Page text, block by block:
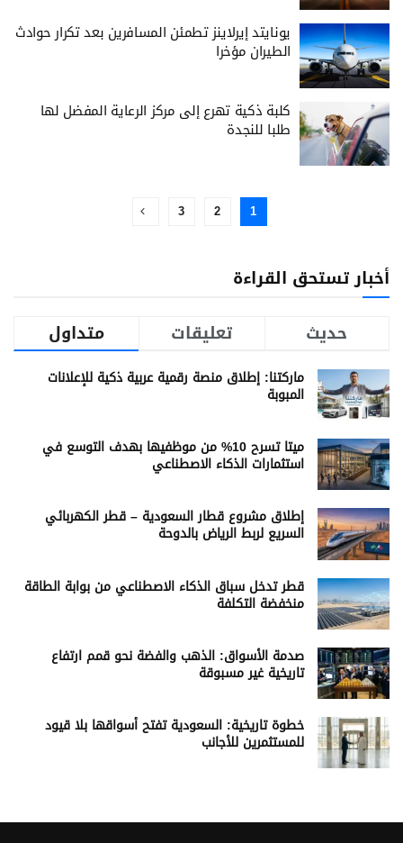
يونايتد إيرلاينز تطمئن المسافرين بعد تكرار حوادث
الطيران مؤخرا
كلبة ذكية تهرع إلى مركز الرعاية المفضل لها
طلبا للنجدة
1
2
3
أخبار تستحق القراءة
متداول
تعليقات حديث
ماركتنا: إطلاق منصة رقمية عربية ذكية للإعلانات
المبوبة
ميتا تسرح 10% من موظفيها بهدف التوسع في
استثمارات الذكاء الاصطناعي
إطلاق مشروع قطار السعودية – قطر الكهربائي
السريع لربط الرياض بالدوحة
قطر تدخل سباق الذكاء الاصطناعي من بوابة الطاقة
منخفضة التكلفة
صدمة الأسواق: الذهب والفضة نحو قمم ارتفاع
تاريخية غير مسبوقة
خطوة تاريخية: السعودية تفتح أسواقها بلا قيود
للمستثمرين للأجانب